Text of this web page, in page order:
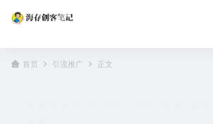
首页 引流推广 正文